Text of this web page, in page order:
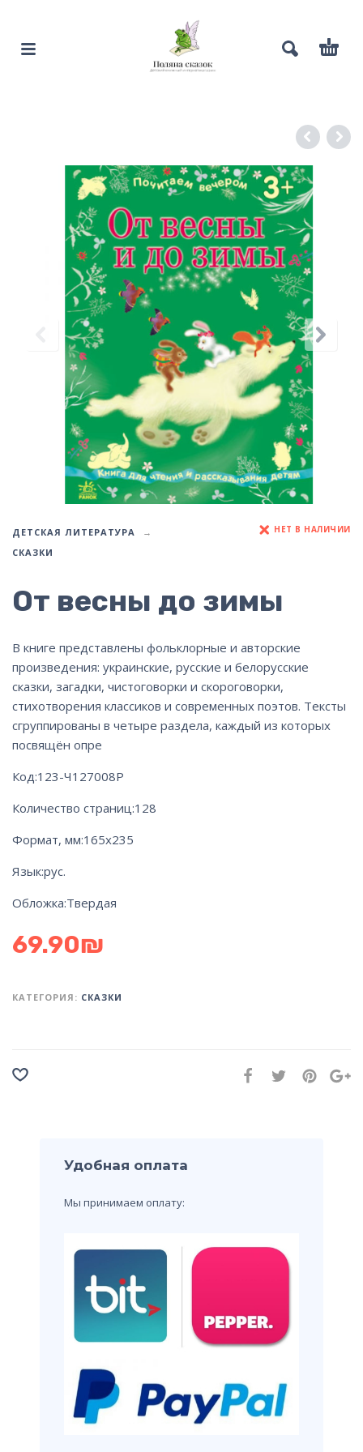
ДЕТСКАЯ ЛИТЕРАТУРА
СКАЗКИ
НЕТ В НАЛИЧИИ
От весны до зимы
В книге представлены фольклорные и авторские
произведения: украинские, русские и белорусские
сказки, загадки, чистоговорки и скороговорки,
стихотворения классиков и современных поэтов. Тексты
сгруппированы в четыре раздела, каждый из которых
посвящён опре
Код:123-Ч127008Р
Количество страниц:128
Формат, мм:165х235
Язык:рус.
Обложка:Твердая
69.90₪
КАТЕГОРИЯ: СКАЗКИ
Удобная оплата
Мы принимаем оплату: